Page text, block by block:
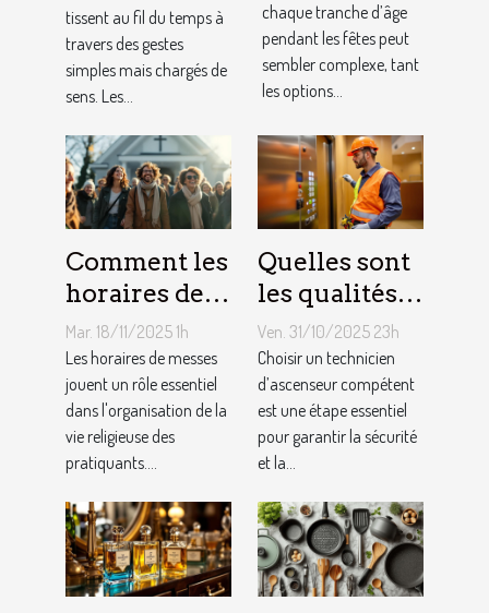
renforcer les
liens
familiaux ?
tissent au fil du temps à
travers des gestes
simples mais chargés de
sens. Les...
âge lors des
fêtes ?
chaque tranche d’âge
pendant les fêtes peut
sembler complexe, tant
les options...
Comment les
horaires de
messes
facilitent la
vie des
pratiquants ?
Mar. 18/11/2025 1h
Les horaires de messes
jouent un rôle essentiel
dans l'organisation de la
vie religieuse des
pratiquants....
Quelles sont
les qualités à
rechercher
chez un
technicien
d’ascenseur ?
Ven. 31/10/2025 23h
Choisir un technicien
d’ascenseur compétent
est une étape essentiel
pour garantir la sécurité
et la...